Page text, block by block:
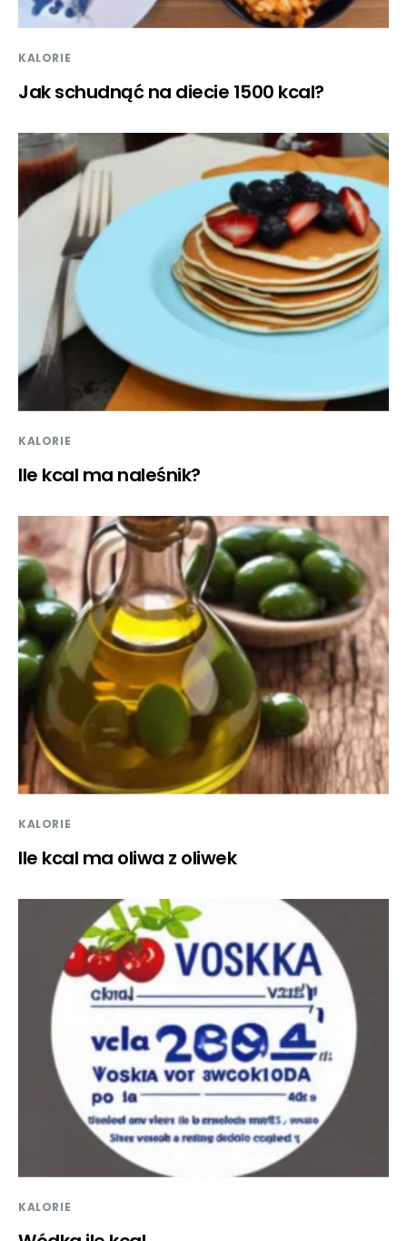
KALORIE
Jak schudnąć na diecie 1500 kcal?
KALORIE
Ile kcal ma naleśnik?
KALORIE
Ile kcal ma oliwa z oliwek
KALORIE